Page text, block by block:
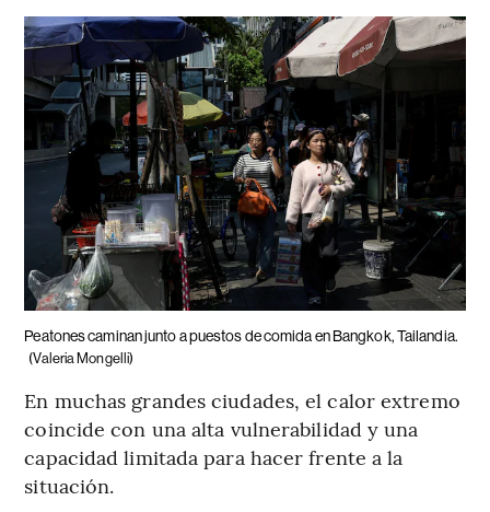
Peatones caminan junto a puestos de comida en Bangkok, Tailandia.
(Valeria Mongelli)
En muchas grandes ciudades, el calor extremo
coincide con una alta vulnerabilidad y una
capacidad limitada para hacer frente a la
situación.